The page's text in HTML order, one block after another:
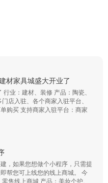
材家具城盛大开业了
业：建材、装修 产品：陶瓷、
店入驻、各个商家入驻平台、
购买 支持商家入驻平台：商家
，如果您想做个小程序，只需提
帮您可上线您的线上商城。 今
售线上商城 产品：美妆个护、